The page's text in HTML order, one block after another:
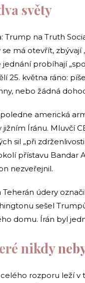
světy
Trump na Truth
má otevřít, zbývají
jednání probíhají
25. května ráno:
nebo žádná
americká
Íránu. Mluvčí
sil „při
přístavu Bandar
nezveřejnil.
údery
sešel
domu. Írán byl
nikdy
rozporu leží v